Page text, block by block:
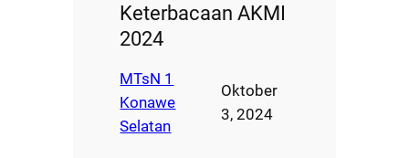
Keterbacaan AKMI
2024
MTsN 1
Konawe
Selatan
Oktober
3, 2024